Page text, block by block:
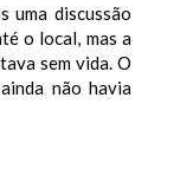
uma discussão
o local, mas a
sem vida. O
não havia